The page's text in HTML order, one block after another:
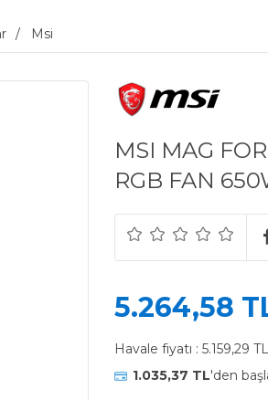
Msi
MSI MAG
RGB FAN
5.264,58
Havale fiyatı : 5.159,29 TL
1.035,37 TL'den